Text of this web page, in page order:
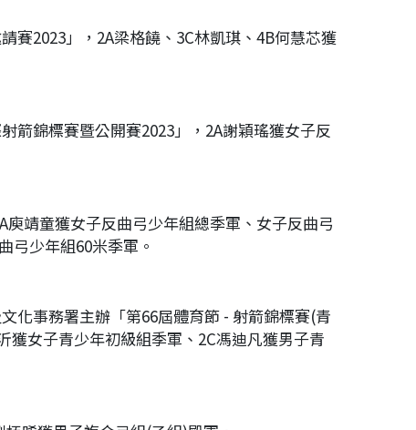
賽2023」，2A梁格饒、3C林凱琪、4B何慧芯獲
箭錦標賽暨公開賽2023」，2A謝穎瑤獲女子反
靖童獲女子反曲弓少年組總季軍、女子反曲弓
弓少年組60米季軍。
化事務署主辦「第66屆體育節 - 射箭錦標賽(青
獲女子青少年初級組季軍、2C馮迪凡獲男子青